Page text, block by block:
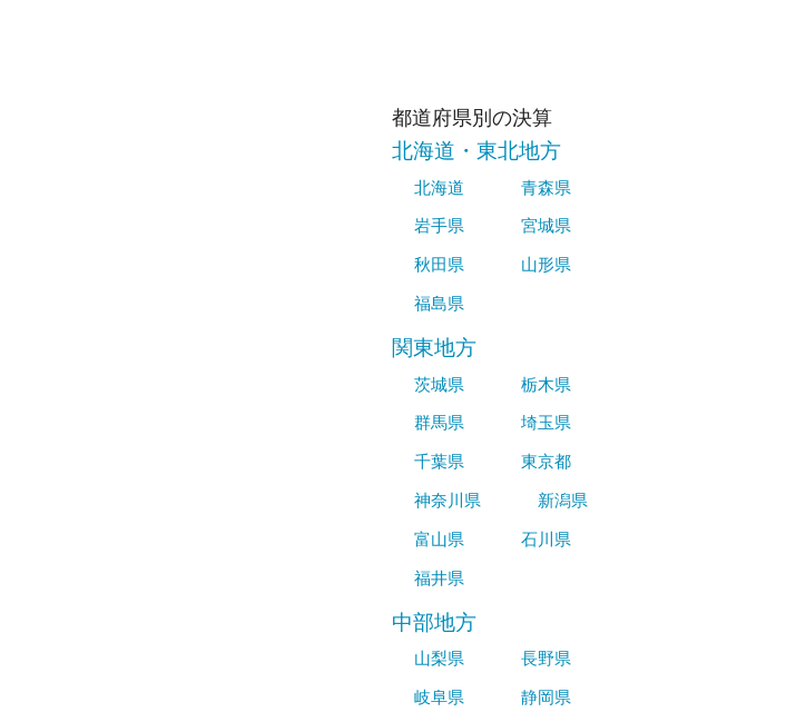
都道府県別の決算
北海道・東北地方
北海道
青森県
岩手県
宮城県
秋田県
山形県
福島県
関東地方
茨城県
栃木県
群馬県
埼玉県
千葉県
東京都
神奈川県
新潟県
富山県
石川県
福井県
中部地方
山梨県
長野県
岐阜県
静岡県